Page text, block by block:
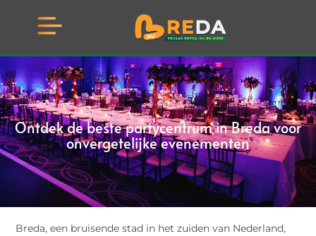
Ontdek de beste partycentrum in Breda voor
onvergetelijke evenementen
Breda, een bruisende stad in het zuiden van Nederland,